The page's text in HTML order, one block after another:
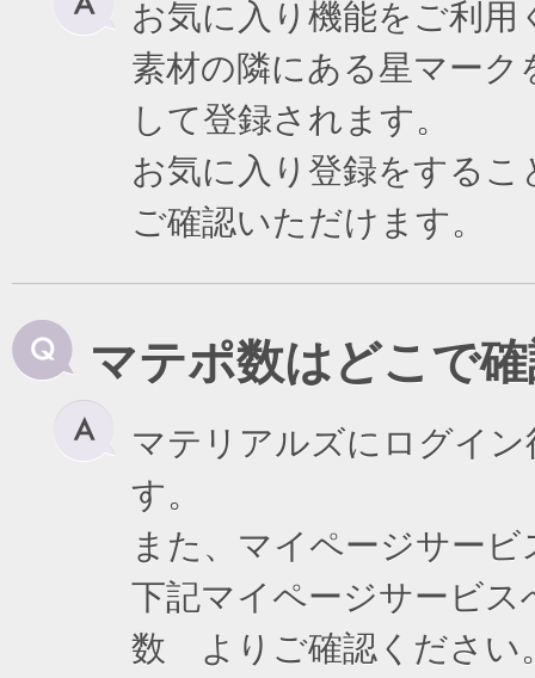
お気に入り機能をご利用
素材の隣にある星マー
して登録されます。
お気に入り登録をする
ご確認いただけます。
マテポ数はどこで
マテリアルズにログイ
す。
また、マイページサー
下記マイページサービ
数 よりご確認ください